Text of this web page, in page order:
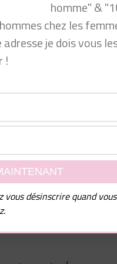
vous,troisième
vous
vous,rendez-
vous amoureux,1er
vous
homme" &
chez les
je dois vous
!
vous désinscrire quand